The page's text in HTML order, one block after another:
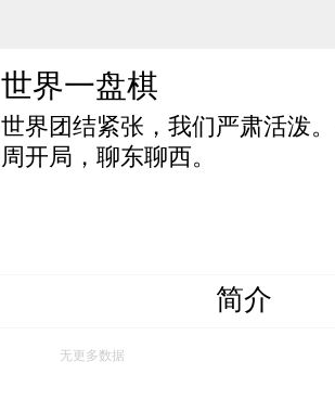
世界一盘棋
世界团结紧张，我们严肃活泼
周开局，聊东聊西。
简介
无更多数据